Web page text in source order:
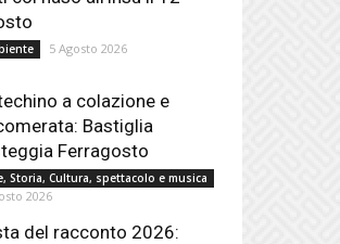
5 Agosto 2026
a colazione e
Bastiglia
Ferragosto
Storia, Cultura, spettacolo e musica
2026
del racconto 2026: